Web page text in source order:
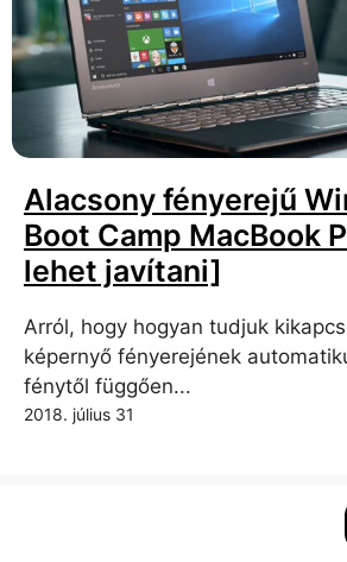
Alacsony fényerejű
Boot Camp MacBook
lehet javítani]
Arról, hogy hogyan tudjuk
képernyő fényerejének
fénytől függően...
2018. július 31